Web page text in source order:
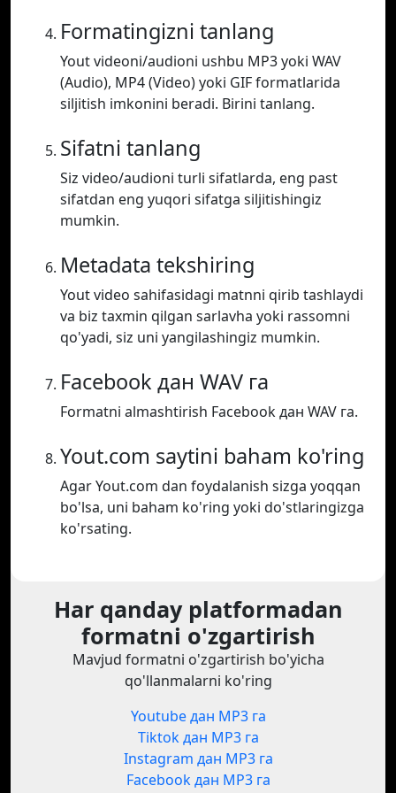
Formatingizni tanlang
Yout videoni/audioni ushbu MP3 yoki WAV
(Audio), MP4 (Video) yoki GIF formatlarida
siljitish imkonini beradi. Birini tanlang.
Sifatni tanlang
Siz video/audioni turli sifatlarda, eng past
sifatdan eng yuqori sifatga siljitishingiz
mumkin.
Metadata tekshiring
Yout video sahifasidagi matnni qirib tashlaydi
va biz taxmin qilgan sarlavha yoki rassomni
qo'yadi, siz uni yangilashingiz mumkin.
Facebook дан WAV га
Formatni almashtirish Facebook дан WAV га.
Yout.com saytini baham ko'ring
Agar Yout.com dan foydalanish sizga yoqqan
bo'lsa, uni baham ko'ring yoki do'stlaringizga
ko'rsating.
Har qanday platformadan
formatni o'zgartirish
Mavjud formatni o'zgartirish bo'yicha
qo'llanmalarni ko'ring
Youtube дан MP3 га
Tiktok дан MP3 га
Instagram дан MP3 га
Facebook дан MP3 га